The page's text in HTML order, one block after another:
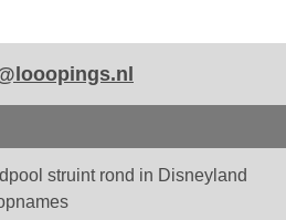
struint rond in Disneyland